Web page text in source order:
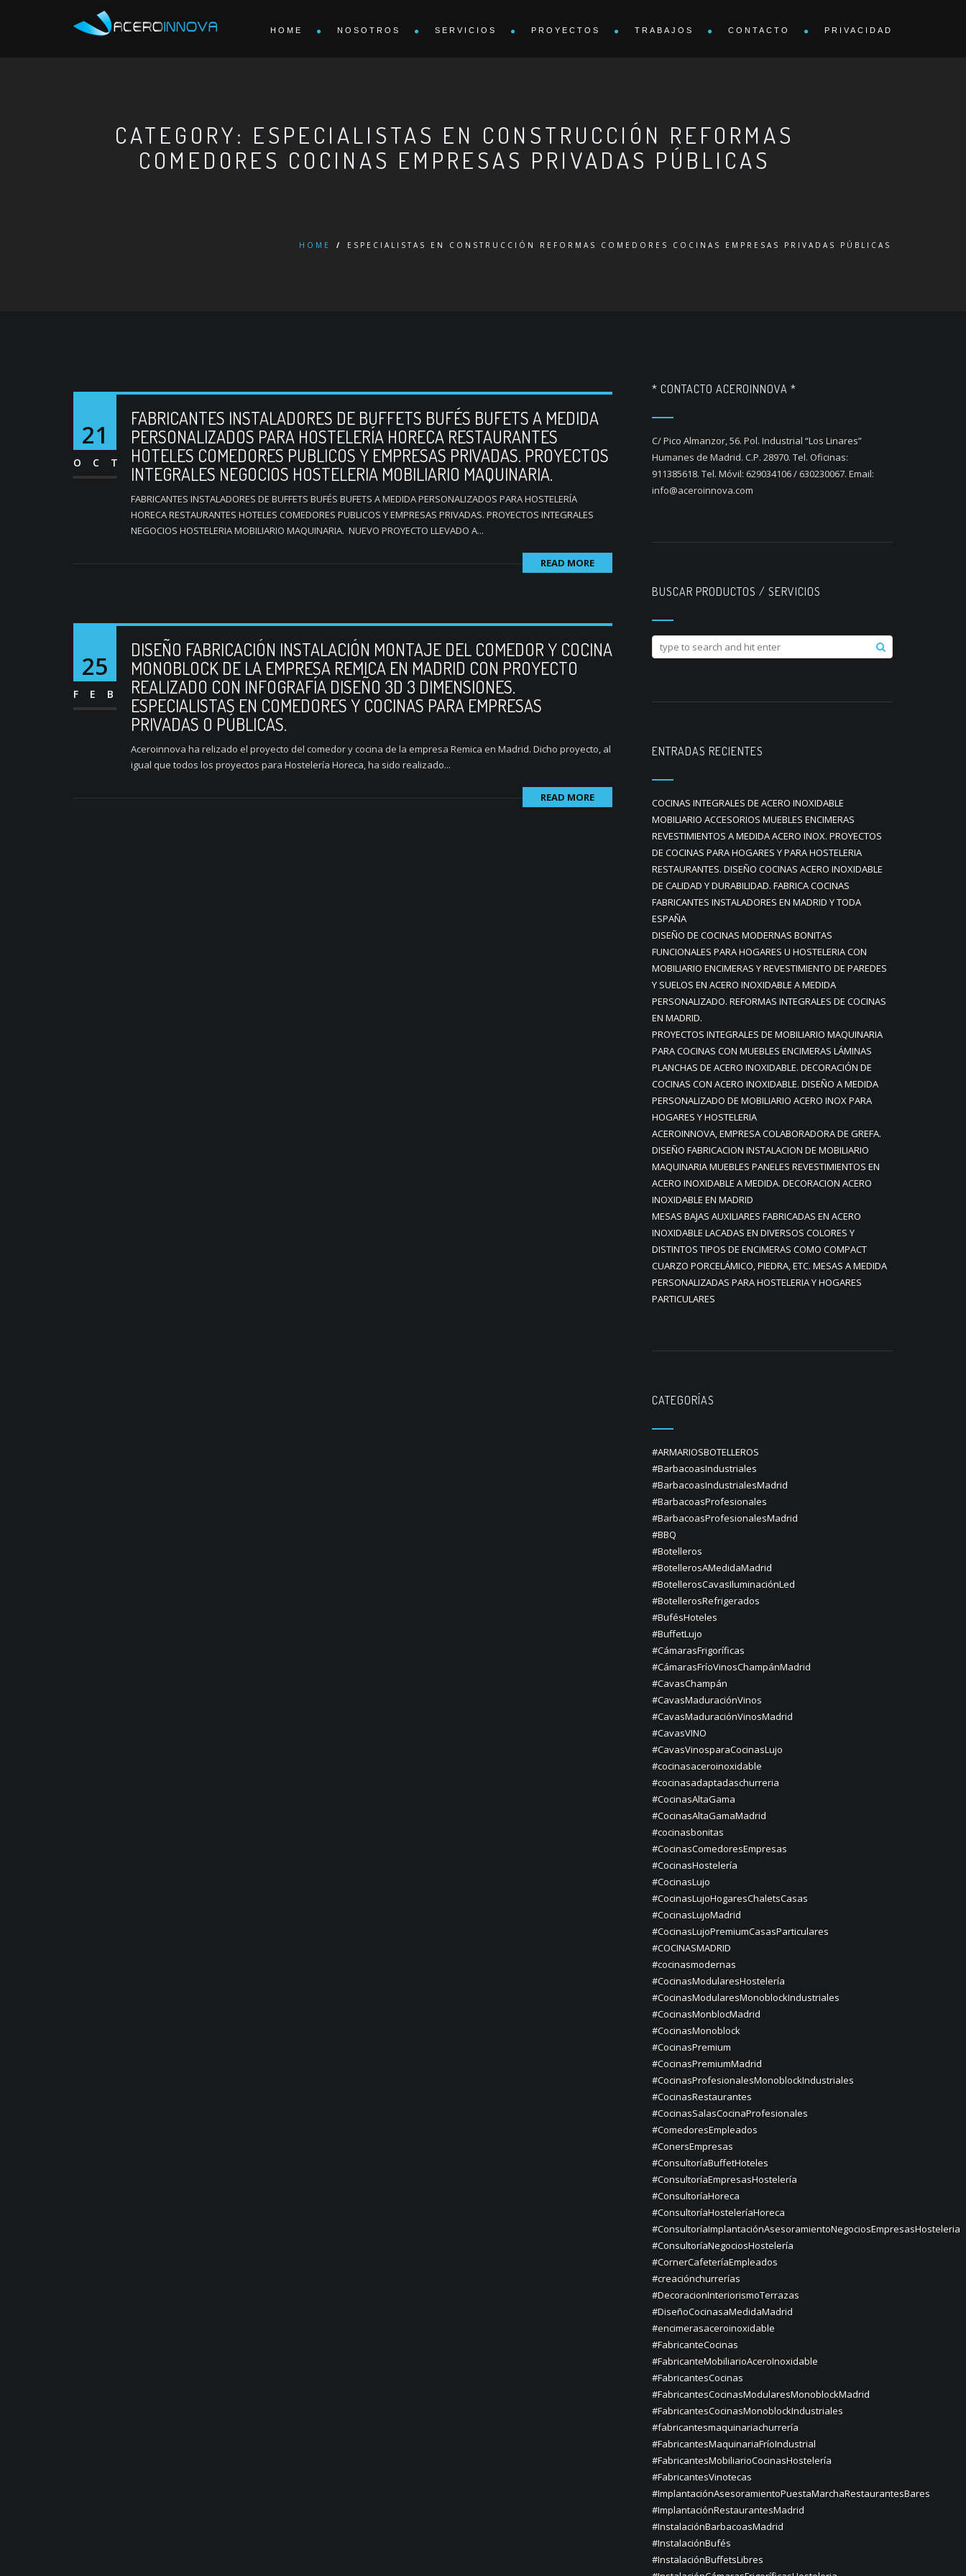
HOME NOSOTROS SERVICIOS PROYECTOS TRABAJOS CONTACTO PRIVACIDAD
CATEGORY: ESPECIALISTAS EN CONSTRUCCIÓN REFORMAS
COMEDORES COCINAS EMPRESAS PRIVADAS PÚBLICAS
HOME / ESPECIALISTAS EN CONSTRUCCIÓN REFORMAS COMEDORES COCINAS EMPRESAS PRIVADAS PÚBLICAS
21
OCT
FABRICANTES INSTALADORES DE BUFFETS BUFÉS BUFETS A MEDIDA
PERSONALIZADOS PARA HOSTELERÍA HORECA RESTAURANTES
HOTELES COMEDORES PUBLICOS Y EMPRESAS PRIVADAS. PROYECTOS
INTEGRALES NEGOCIOS HOSTELERIA MOBILIARIO MAQUINARIA.
FABRICANTES INSTALADORES DE BUFFETS BUFÉS BUFETS A MEDIDA PERSONALIZADOS PARA HOSTELERÍA
HORECA RESTAURANTES HOTELES COMEDORES PUBLICOS Y EMPRESAS PRIVADAS. PROYECTOS INTEGRALES
NEGOCIOS HOSTELERIA MOBILIARIO MAQUINARIA. NUEVO PROYECTO LLEVADO A...
READ MORE
25
FEB
DISEÑO FABRICACIÓN INSTALACIÓN MONTAJE DEL COMEDOR Y COCINA
MONOBLOCK DE LA EMPRESA REMICA EN MADRID CON PROYECTO
REALIZADO CON INFOGRAFÍA DISEÑO 3D 3 DIMENSIONES.
ESPECIALISTAS EN COMEDORES Y COCINAS PARA EMPRESAS
PRIVADAS O PÚBLICAS.
Aceroinnova ha relizado el proyecto del comedor y cocina de la empresa Remica en Madrid. Dicho proyecto, al
igual que todos los proyectos para Hostelería Horeca, ha sido realizado...
READ MORE
* CONTACTO ACEROINNOVA *
C/ Pico Almanzor, 56. Pol. Industrial “Los Linares”
Humanes de Madrid. C.P. 28970. Tel. Oficinas:
911385618. Tel. Móvil: 629034106 / 630230067. Email:
info@aceroinnova.com
BUSCAR PRODUCTOS / SERVICIOS
ENTRADAS RECIENTES
COCINAS INTEGRALES DE ACERO INOXIDABLE
MOBILIARIO ACCESORIOS MUEBLES ENCIMERAS
REVESTIMIENTOS A MEDIDA ACERO INOX. PROYECTOS
DE COCINAS PARA HOGARES Y PARA HOSTELERIA
RESTAURANTES. DISEÑO COCINAS ACERO INOXIDABLE
DE CALIDAD Y DURABILIDAD. FABRICA COCINAS
FABRICANTES INSTALADORES EN MADRID Y TODA
ESPAÑA
DISEÑO DE COCINAS MODERNAS BONITAS
FUNCIONALES PARA HOGARES U HOSTELERIA CON
MOBILIARIO ENCIMERAS Y REVESTIMIENTO DE PAREDES
Y SUELOS EN ACERO INOXIDABLE A MEDIDA
PERSONALIZADO. REFORMAS INTEGRALES DE COCINAS
EN MADRID.
PROYECTOS INTEGRALES DE MOBILIARIO MAQUINARIA
PARA COCINAS CON MUEBLES ENCIMERAS LÁMINAS
PLANCHAS DE ACERO INOXIDABLE. DECORACIÓN DE
COCINAS CON ACERO INOXIDABLE. DISEÑO A MEDIDA
PERSONALIZADO DE MOBILIARIO ACERO INOX PARA
HOGARES Y HOSTELERIA
ACEROINNOVA, EMPRESA COLABORADORA DE GREFA.
DISEÑO FABRICACION INSTALACION DE MOBILIARIO
MAQUINARIA MUEBLES PANELES REVESTIMIENTOS EN
ACERO INOXIDABLE A MEDIDA. DECORACION ACERO
INOXIDABLE EN MADRID
MESAS BAJAS AUXILIARES FABRICADAS EN ACERO
INOXIDABLE LACADAS EN DIVERSOS COLORES Y
DISTINTOS TIPOS DE ENCIMERAS COMO COMPACT
CUARZO PORCELÁMICO, PIEDRA, ETC. MESAS A MEDIDA
PERSONALIZADAS PARA HOSTELERIA Y HOGARES
PARTICULARES
CATEGORÍAS
#ARMARIOSBOTELLEROS
#BarbacoasIndustriales
#BarbacoasIndustrialesMadrid
#BarbacoasProfesionales
#BarbacoasProfesionalesMadrid
#BBQ
#Botelleros
#BotellerosAMedidaMadrid
#BotellerosCavasIluminaciónLed
#BotellerosRefrigerados
#BufésHoteles
#BuffetLujo
#CámarasFrigoríficas
#CámarasFríoVinosChampánMadrid
#CavasChampán
#CavasMaduraciónVinos
#CavasMaduraciónVinosMadrid
#CavasVINO
#CavasVinosparaCocinasLujo
#cocinasaceroinoxidable
#cocinasadaptadaschurreria
#CocinasAltaGama
#CocinasAltaGamaMadrid
#cocinasbonitas
#CocinasComedoresEmpresas
#CocinasHostelería
#CocinasLujo
#CocinasLujoHogaresChaletsCasas
#CocinasLujoMadrid
#CocinasLujoPremiumCasasParticulares
#COCINASMADRID
#cocinasmodernas
#CocinasModularesHostelería
#CocinasModularesMonoblockIndustriales
#CocinasMonblocMadrid
#CocinasMonoblock
#CocinasPremium
#CocinasPremiumMadrid
#CocinasProfesionalesMonoblockIndustriales
#CocinasRestaurantes
#CocinasSalasCocinaProfesionales
#ComedoresEmpleados
#ConersEmpresas
#ConsultoríaBuffetHoteles
#ConsultoríaEmpresasHostelería
#ConsultoríaHoreca
#ConsultoríaHosteleríaHoreca
#ConsultoríaImplantaciónAsesoramientoNegociosEmpresasHosteleria
#ConsultoríaNegociosHostelería
#CornerCafeteríaEmpleados
#creaciónchurrerías
#DecoracionInteriorismoTerrazas
#DiseñoCocinasaMedidaMadrid
#encimerasaceroinoxidable
#FabricanteCocinas
#FabricanteMobiliarioAceroInoxidable
#FabricantesCocinas
#FabricantesCocinasModularesMonoblockMadrid
#FabricantesCocinasMonoblockIndustriales
#fabricantesmaquinariachurrería
#FabricantesMaquinariaFríoIndustrial
#FabricantesMobiliarioCocinasHostelería
#FabricantesVinotecas
#ImplantaciónAsesoramientoPuestaMarchaRestaurantesBares
#ImplantaciónRestaurantesMadrid
#InstalaciónBarbacoasMadrid
#InstalaciónBufés
#InstalaciónBuffetsLibres